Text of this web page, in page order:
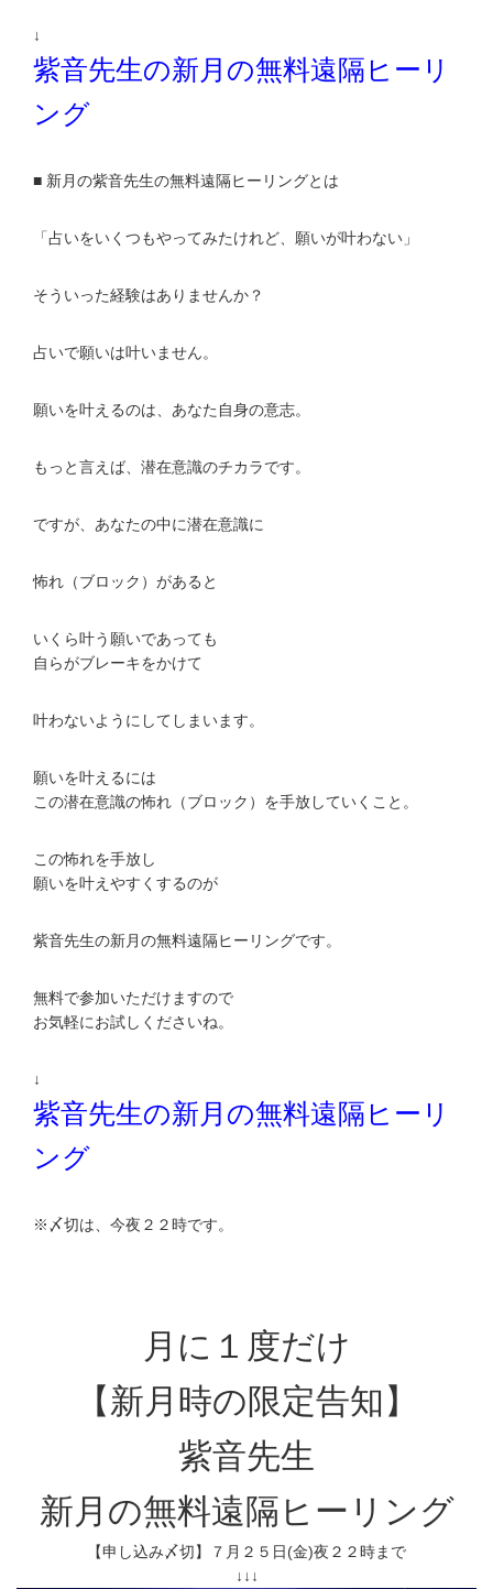
↓
紫音先生の新月の無料遠隔ヒーリ
ング
■ 新月の紫音先生の無料遠隔ヒーリングとは
「占いをいくつもやってみたけれど、願いが叶わない」
そういった経験はありませんか？
占いで願いは叶いません。
願いを叶えるのは、あなた自身の意志。
もっと言えば、潜在意識のチカラです。
ですが、あなたの中に潜在意識に
怖れ（ブロック）があると
いくら叶う願いであっても
自らがブレーキをかけて
叶わないようにしてしまいます。
願いを叶えるには
この潜在意識の怖れ（ブロック）を手放していくこと。
この怖れを手放し
願いを叶えやすくするのが
紫音先生の新月の無料遠隔ヒーリングです。
無料で参加いただけますので
お気軽にお試しくださいね。
↓
紫音先生の新月の無料遠隔ヒーリ
ング
※〆切は、今夜２２時です。
月に１度だけ
【新月時の限定告知】
紫音先生
新月の無料遠隔ヒーリング
【申し込み〆切】７月２５日(金)夜２２時まで
↓↓↓